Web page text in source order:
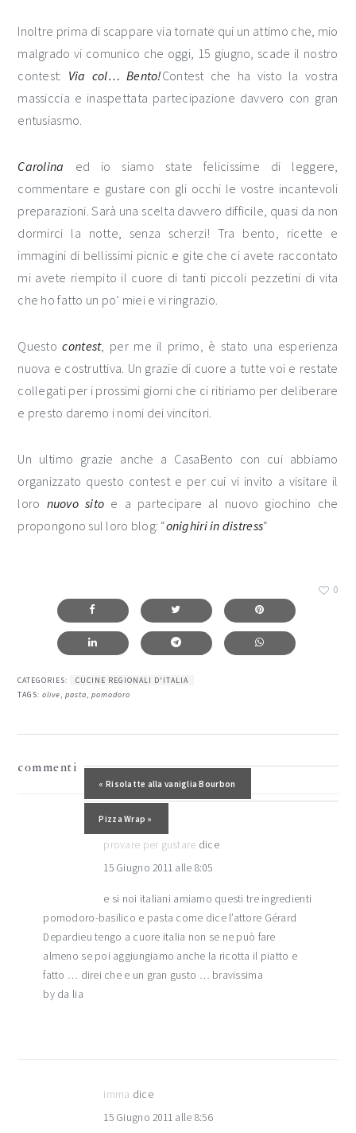
Inoltre prima di scappare via tornate qui un attimo che, mio
malgrado vi comunico che oggi, 15 giugno, scade il nostro
contest: Via col… Bento!Contest che ha visto la vostra
massiccia e inaspettata partecipazione davvero con gran
entusiasmo.
Carolina ed io siamo state felicissime di leggere,
commentare e gustare con gli occhi le vostre incantevoli
preparazioni. Sarà una scelta davvero difficile, quasi da non
dormirci la notte, senza scherzi! Tra bento, ricette e
immagini di bellissimi picnic e gite che ci avete raccontato
mi avete riempito il cuore di tanti piccoli pezzetini di vita
che ho fatto un po’ miei e vi ringrazio.
Questocontest, per me il primo, è stato una esperienza
nuova e costruttiva. Un grazie di cuore a tutte voi e restate
collegati per i prossimi giorni che ci ritiriamo per deliberare
e presto daremo i nomi dei vincitori.
Un ultimo grazie anche a CasaBento con cui abbiamo
organizzato questo contest e per cui vi invito a visitare il
loro nuovo sito e a partecipare al nuovo giochino che
propongono sul loro blog: “onighiri in distress“
0
CATEGORIES:
CUCINE REGIONALI D'ITALIA
TAGS:olive,pasta,pomodoro
Post precedente:
« Risolatte alla vaniglia Bourbon
Post successivo:
Pizza Wrap »
del
lettore
commenti
provare per gustare dice
15 Giugno 2011 alle 8:05
e si noi italiani amiamo questi tre ingredienti
pomodoro-basilico e pasta come dice l’attore Gérard
Depardieu tengo a cuore italia non se ne può fare
almeno se poi aggiungiamo anche la ricotta il piatto e
fatto … direi che e un gran gusto … bravissima
by da lia
imma dice
15 Giugno 2011 alle 8:56